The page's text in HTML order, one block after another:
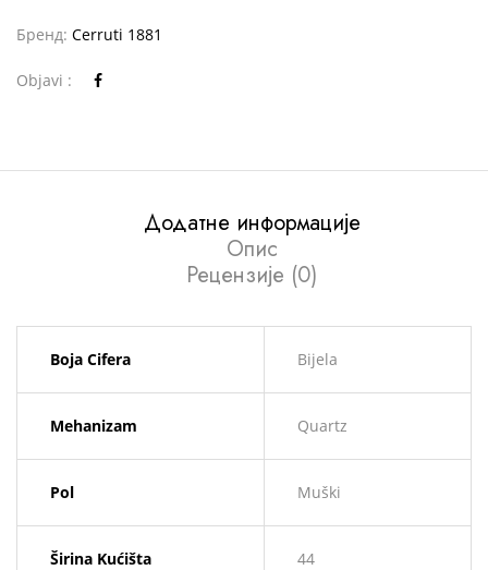
Бренд: Cerruti 1881
Objavi :
Додатне информације
Опис
Рецензије (0)
Boja Cifera Bijela
Mehanizam Quartz
Pol Muški
Širina Kućišta 44